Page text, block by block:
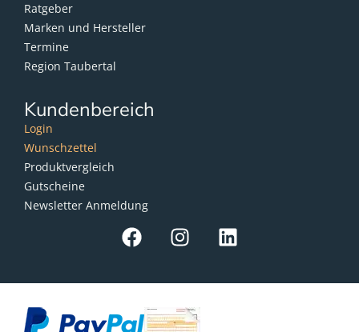
Ratgeber
Marken und Hersteller
Termine
Region Taubertal
Kundenbereich
Login
Wunschzettel
Produktvergleich
Gutscheine
Newsletter Anmeldung